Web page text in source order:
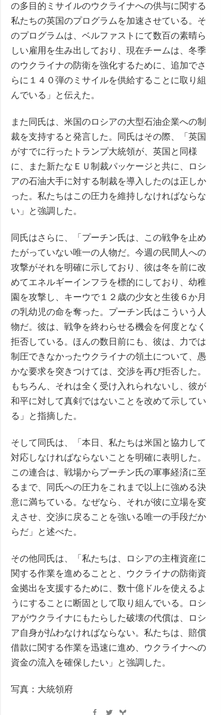
の多目的ミサイルのウクライナへの供与に関する
私たちの英国のプログラムを加速させている。そ
のプログラムは、ベルファストにて数百の素晴ら
しい雇用を生み出しており、現在チームは、冬季
のウクライナの防衛を強化するために、追加でさ
らに１４０弾のミサイルを供給することに取り組
んでいる」と伝えた。
また同氏は、米国のロシアの大型石油企業への制
裁を支持すると発言した。同氏はその際、「英国
がすでに行ったトランプ大統領が、英国と同様
に、また新たなＥＵ制裁パッケージと共に、ロシ
アの石油大手に対する制裁を導入したのは正しか
った。私たちはこの圧力を維持しなければならな
い」と強調した。
同氏はさらに、「プーチン氏は、この戦争を止め
たがっていない唯一の人物だ。今週の民間人への
攻撃がそれを明確に示しており、彼は冬を前に改
めてエネルギーインフラを標的にしており、幼稚
園を攻撃し、キーウで１２歳の少女と生後６か月
の乳幼児の命を奪った。プーチン氏はこういう人
物だ。彼は、戦争を終わらせる機会を何度となく
拒否している。ほんの数日前にも、彼は、力では
制圧できなかったウクライナの領土について、愚
かな要求を突きつけては、交渉を再び拒否した。
もちろん、それは全く受け入れられないし、彼が
和平に対して真剣ではないことを改めて示してい
る」と指摘した。
そして同氏は、「本日、私たちは米国と協力して
対応しなければならないことを明確に表明した。
この連合は、戦場からプーチン氏の軍事経済に至
るまで、同氏への圧力をこれまで以上に強める決
意に満ちている。なぜなら、それが彼に立場を変
えさせ、交渉に戻ることを強いる唯一の手段だか
らだ」と述べた。
その他同氏は、「私たちは、ロシアの主権資産に
関する作業を進めることと、ウクライナの防衛資
金拠出を支援するために、数十億ドルを使えるよ
うにすることに断固として取り組んでいる。ロシ
アがウクライナにもたらした破壊の代償は、ロシ
ア自身が払わなければならない。私たちは、賠償
借款に関する作業を迅速に進め、ウクライナへの
資金の流入を確保したい」と強調した。
写真：大統領府